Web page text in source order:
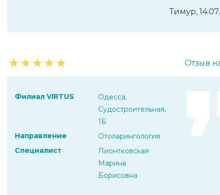
Тимур,
★★★★★ Отзыв
Филиал VIRTUS
Одесса,
Судостроительная,
1Б
Направление
Отоларингология
Специалист
Пионтковская
Марина
Борисовна